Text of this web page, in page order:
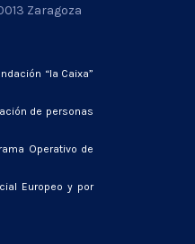
Zaragoza
“la Caixa”
de personas
Operativo de
Europeo y por